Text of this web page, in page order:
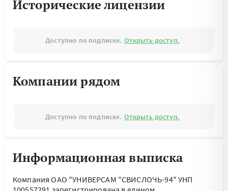
Исторические лицензии
Доступно по подписке. Открыть доступ.
Компании рядом
Доступно по подписке. Открыть доступ.
Информационная выписка
Компания ОАО "УНИВЕРСАМ "СВИСЛОЧЬ-94" УНП